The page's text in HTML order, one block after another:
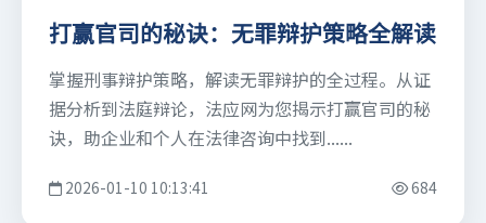
打赢官司的秘诀：无罪辩护策略全解读
掌握刑事辩护策略，解读无罪辩护的全过程。从证
据分析到法庭辩论，法应网为您揭示打赢官司的秘
诀，助企业和个人在法律咨询中找到......
2026-01-10 10:13:41 684